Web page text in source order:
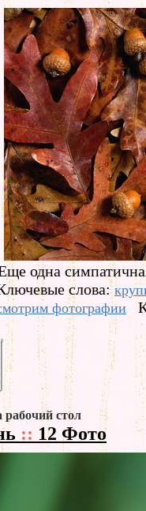
одна
слова:
фотографии
рабочий стол
:: 12 Фото